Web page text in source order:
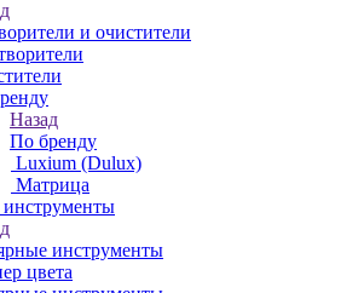
и очистители
Назад
По бренду
Luxium (Dulux)
Матрица
инструменты
цвета